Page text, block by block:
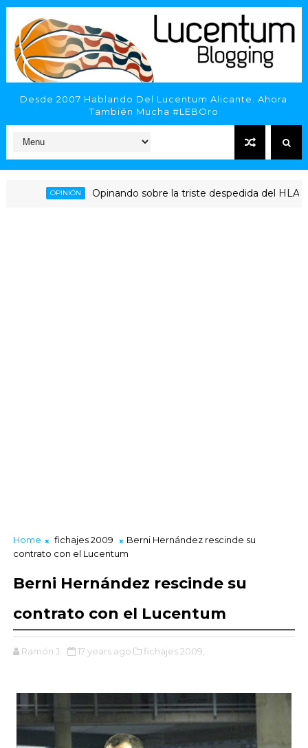
Desde 2007 Hablando Del Lucentum Alicante. Ahora
También Mucha #LEBOro
OPINIÓN Opinando sobre la triste despedida del HLA
Home fichajes 2009
Berni Hernández rescinde su
contrato con el Lucentum
Berni Hernández rescinde su
contrato con el Lucentum
Ramón J. 17 years ago fichajes 2009,